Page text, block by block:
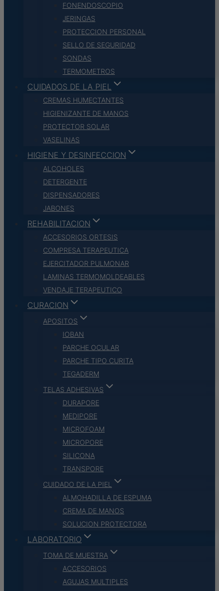
FONENDOSCOPIO
JERINGAS
PROTECCION PERSONAL
SELLO DE SEGURIDAD
SONDAS
TERMOMETROS
CUIDADOS DE LA PIEL
CREMAS HUMECTANTES
HIGIENIZANTE DE MANOS
PROTECTOR SOLAR
VASELINAS
HIGIENE Y DESINFECCION
ALCOHOLES
DETERGENTE
DISPENSADORES
JABONES
REHABILITACION
ACCESORIOS ORTESIS
COMPRESA TERAPEUTICA
EJERCITADOR PULMONAR
LAMINAS TERMOMOLDEABLES
VENDAJE TERAPEUTICO
CURACION
APOSITOS
IOBAN
PARCHE OCULAR
PARCHE TIPO CURITA
TEGADERM
TELAS ADHESIVAS
DURAPORE
MEDIPORE
MICROFOAM
MICROPORE
SILICONA
TRANSPORE
CUIDADO DE LA PIEL
ALMOHADILLA DE ESPUMA
CREMA DE MANOS
SOLUCION PROTECTORA
LABORATORIO
TOMA DE MUESTRA
ACCESORIOS
AGUJAS MULTIPLES